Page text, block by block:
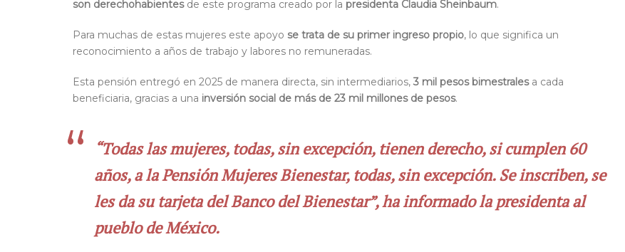
son derechohabientesde este programa creado por la presidenta Claudia Sheinbaum.
Para muchas de estas mujeres este apoyo se trata de su primer ingreso propio, lo que significa un
reconocimiento a años de trabajo y labores no remuneradas.
Esta pensión entregó en 2025 de manera directa, sin intermediarios, 3 mil pesos bimestralesa cada
beneficiaria, gracias a una inversión social de más de 23 mil millones de pesos.
“Todas las mujeres, todas, sin excepción, tienen derecho, si cumplen 60
años, a la Pensión Mujeres Bienestar, todas, sin excepción. Se inscriben, se
les da su tarjeta del Banco del Bienestar”, ha informado la presidenta al
pueblo de México.